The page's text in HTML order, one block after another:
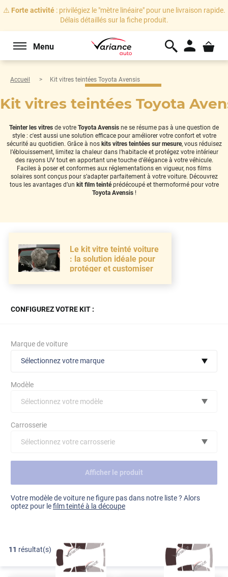
⚠️ Forte activité: privilégiez le "mètre linéaire" pour une livraison rapide.
Délais détaillés sur la fiche produit.
Menu
Accueil Kit vitres teintées Toyota Avensis
Kit vitres teintées Toyota
Teinter les vitres de votre Toyota Avensis ne se résume pas à une question de
style : c'est aussi une solution efficace pour améliorer votre confort et votre
sécurité au quotidien. Grâce à nos kits vitres teintées sur mesure, vous réduisez
l’éblouissement, limitez la chaleur dans l’habitacle et protégez votre intérieur
des rayons UV tout en apportant une touche d’élégance à votre véhicule.
Faciles à poser et conformes aux réglementations en vigueur, nos films
solaires sont conçus pour s’adapter parfaitement à votre voiture. Découvrez
tous les avantages d’un kit film teintéprédécoupé et thermoformé pour votre
Toyota Avensis!
Le kit vitre teinté voiture
: la solution idéale pour
protéger et customiser
CONFIGUREZ VOTRE KIT :
Marque de voiture
Sélectionnez votre marque
Ford
Hyundai
Modèle
Sélectionnez votre modèle
Carrosserie
Sélectionnez votre carrosserie
Voir tout
Afficher le produit
Votre modèle de voiture ne figure pas dans notre liste ? Alors
optez pour lefilm teinté à la découpe
11 résultat(s) FILTRER